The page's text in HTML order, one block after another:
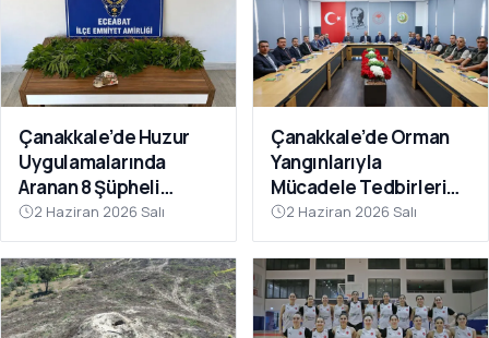
Çanakkale’de Huzur
Uygulamalarında
Aranan 8 Şüpheli
Yakalandı
2 Haziran 2026 Salı
Çanakkale’de Orman
Yangınlarıyla
Mücadele Tedbirleri
Masaya Yatırıldı
2 Haziran 2026 Salı